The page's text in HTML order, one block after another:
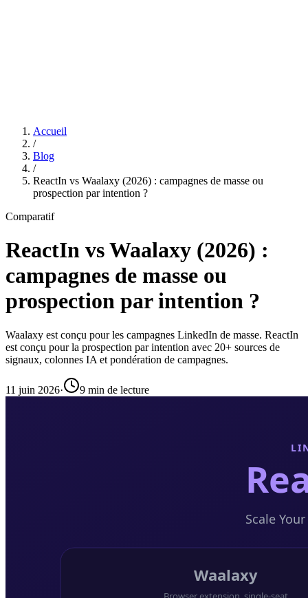
Accueil
/
Blog
/
ReactIn vs Waalaxy (2026) : campagnes de masse ou
prospection par intention ?
Comparatif
ReactIn vs Waalaxy (2026) :
campagnes de masse ou
prospection par intention ?
Waalaxy est conçu pour les campagnes LinkedIn de masse. ReactIn
est conçu pour la prospection par intention avec 20+ sources de
signaux, colonnes IA et pondération de campagnes.
11 juin 2026· 9 min de lecture